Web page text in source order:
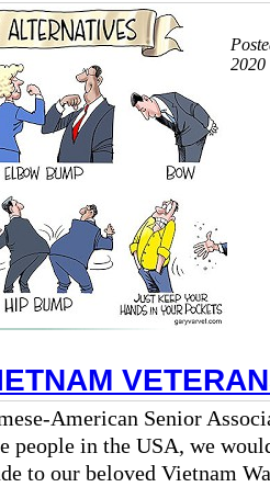
2020
American Senior
people in the USA, we
to our beloved Vietnam